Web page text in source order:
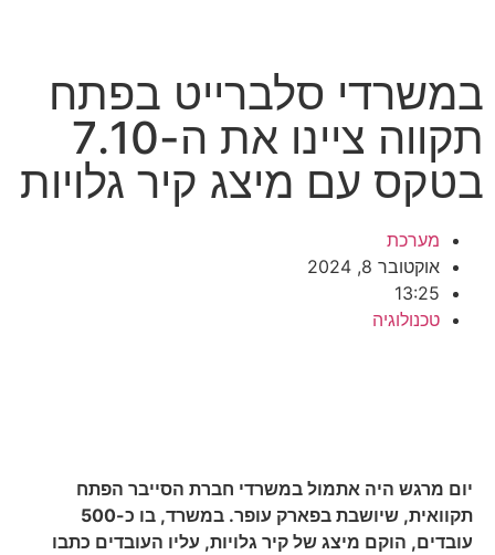
במשרדי סלברייט בפתח
תקווה ציינו את ה-7.10
בטקס עם מיצג קיר גלויות
מערכת
אוקטובר 8, 2024
13:25
טכנולוגיה
יום מרגש היה אתמול במשרדי חברת הסייבר הפתח
תקוואית, שיושבת בפארק עופר. במשרד, בו כ-500
עובדים, הוקם מיצג של קיר גלויות, עליו העובדים כתבו